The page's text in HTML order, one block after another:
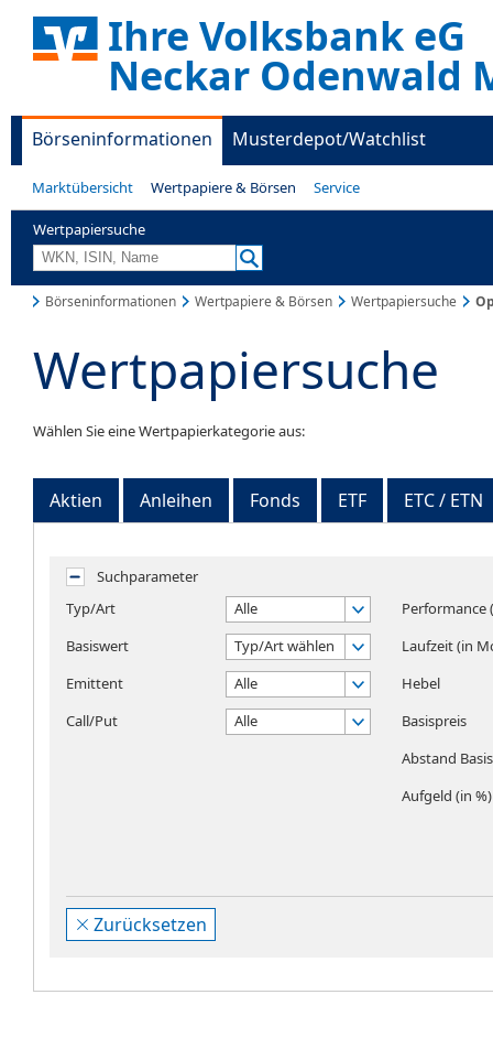
Ihre Volksbank eG
Neckar Odenwald
Börseninformationen Musterdepot/Watchlist
Marktübersicht Wertpapiere & Börsen Service
Wertpapiersuche
Börseninformationen Wertpapiere & Börsen Wertpapiersuche
Wertpapiersuche
Wählen Sie eine Wertpapierkategorie aus:
Aktien Anleihen Fonds ETF ETC / ETN
Suchparameter
Typ/Art
Alle
Basiswert
Typ/Art wählen
Emittent
Alle
Call/Put
Alle
Performance
Laufzeit (in
Hebel
Basispreis
Abstand
Aufgeld (in %)
Zurücksetzen